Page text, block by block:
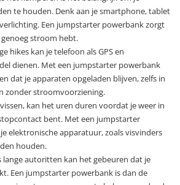
te houden. Denk aan je smartphone, tablet
Een jumpstarter powerbank zorgt
stroom hebt.
hikes kan je telefoon als GPS en
dienen. Met een jumpstarter powerbank
dat je apparaten opgeladen blijven, zelfs in
zonder stroomvoorziening.
vissen, kan het uren duren voordat je weer in
bent. Met een jumpstarter
elektronische apparatuur, zoals visvinders
houden.
lange autoritten kan het gebeuren dat je
Een jumpstarter powerbank is dan de